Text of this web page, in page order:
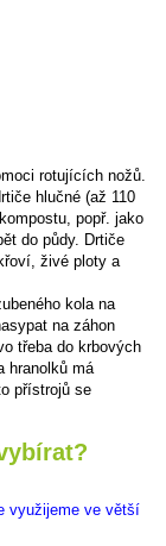
rotujících nožů.
hlučné (až 110
popř. jako
do půdy. Drtiče
živé ploty a
kola na
na záhon
třeba do krbových
hranolků má
přístrojů se